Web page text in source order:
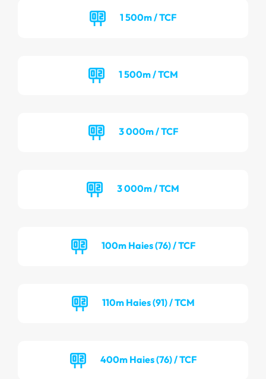
1 500m / TCF
1 500m / TCM
3 000m / TCF
3 000m / TCM
100m Haies (76) / TCF
110m Haies (91) / TCM
400m Haies (76) / TCF